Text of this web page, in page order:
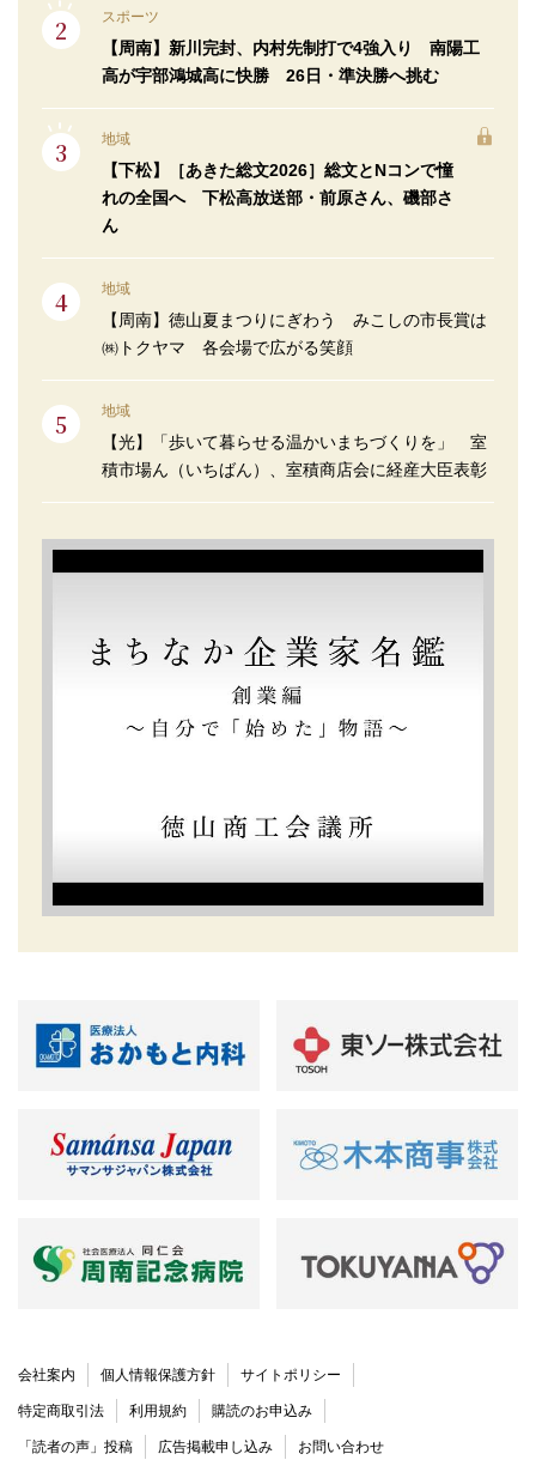
スポーツ
【周南】新川完封、内村先制打で4強入り 南陽工
高が宇部鴻城高に快勝 26日・準決勝へ挑む
地域
【下松】［あきた総文2026］総文とNコンで憧
れの全国へ 下松高放送部・前原さん、磯部さ
ん
地域
【周南】徳山夏まつりにぎわう みこしの市長賞は
㈱トクヤマ 各会場で広がる笑顔
地域
【光】「歩いて暮らせる温かいまちづくりを」 室
積市場ん（いちばん）、室積商店会に経産大臣表彰
会社案内 個人情報保護方針 サイトポリシー
特定商取引法 利用規約 購読のお申込み
「読者の声」投稿 広告掲載申し込み お問い合わせ